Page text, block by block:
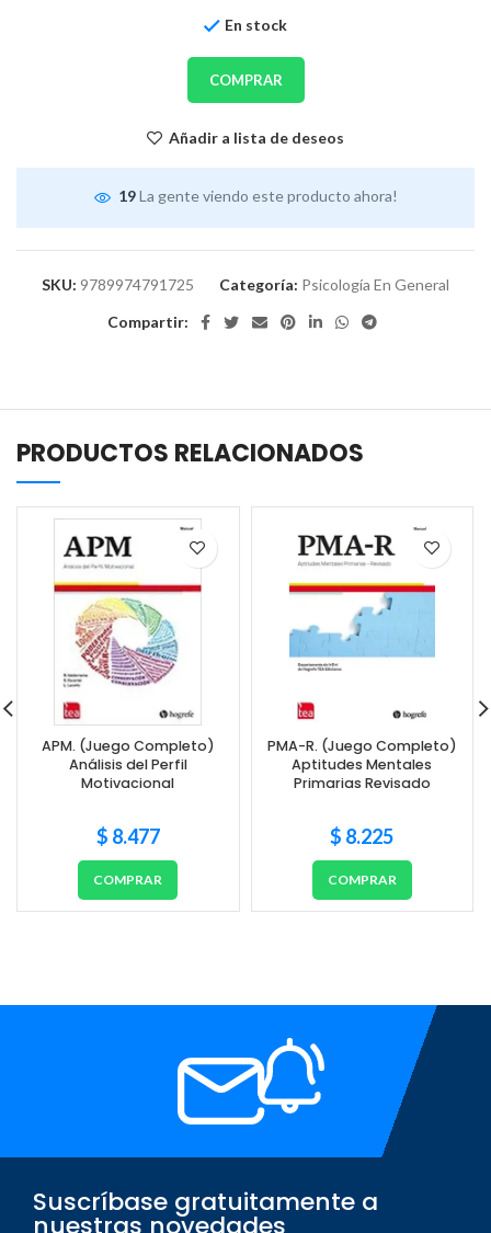
En stock
COMPRAR
Añadir a lista de deseos
19 La gente viendo este producto ahora!
SKU: 9789974791725 Categoría: Psicología En General
Compartir:
PRODUCTOS RELACIONADOS
APM. (Juego Completo)
Análisis del Perfil
Motivacional
$ 8.477
COMPRAR
PMA-R. (Juego Completo)
Aptitudes Mentales
Primarias Revisado
$ 8.225
COMPRAR
Suscríbase gratuitamente a
nuestras novedades